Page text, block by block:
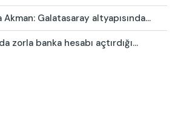
Akman: Galatasaray altyapısında...
zorla banka hesabı açtırdığı...